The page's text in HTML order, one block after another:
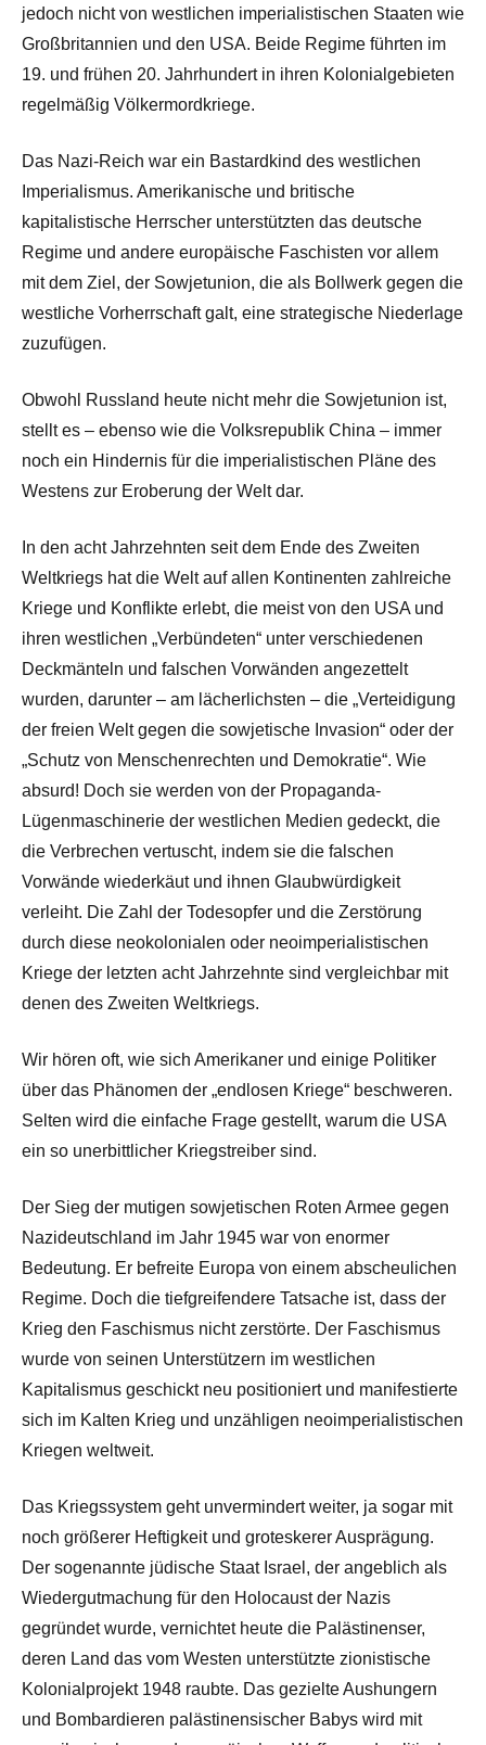
jedoch nicht von westlichen imperialistischen Staaten wie
Großbritannien und den USA. Beide Regime führten im
19. und frühen 20. Jahrhundert in ihren Kolonialgebieten
regelmäßig Völkermordkriege.
Das Nazi-Reich war ein Bastardkind des westlichen
Imperialismus. Amerikanische und britische
kapitalistische Herrscher unterstützten das deutsche
Regime und andere europäische Faschisten vor allem
mit dem Ziel, der Sowjetunion, die als Bollwerk gegen die
westliche Vorherrschaft galt, eine strategische Niederlage
zuzufügen.
Obwohl Russland heute nicht mehr die Sowjetunion ist,
stellt es – ebenso wie die Volksrepublik China – immer
noch ein Hindernis für die imperialistischen Pläne des
Westens zur Eroberung der Welt dar.
In den acht Jahrzehnten seit dem Ende des Zweiten
Weltkriegs hat die Welt auf allen Kontinenten zahlreiche
Kriege und Konflikte erlebt, die meist von den USA und
ihren westlichen „Verbündeten“ unter verschiedenen
Deckmänteln und falschen Vorwänden angezettelt
wurden, darunter – am lächerlichsten – die „Verteidigung
der freien Welt gegen die sowjetische Invasion“ oder der
„Schutz von Menschenrechten und Demokratie“. Wie
absurd! Doch sie werden von der Propaganda-
Lügenmaschinerie der westlichen Medien gedeckt, die
die Verbrechen vertuscht, indem sie die falschen
Vorwände wiederkäut und ihnen Glaubwürdigkeit
verleiht. Die Zahl der Todesopfer und die Zerstörung
durch diese neokolonialen oder neoimperialistischen
Kriege der letzten acht Jahrzehnte sind vergleichbar mit
denen des Zweiten Weltkriegs.
Wir hören oft, wie sich Amerikaner und einige Politiker
über das Phänomen der „endlosen Kriege“ beschweren.
Selten wird die einfache Frage gestellt, warum die USA
ein so unerbittlicher Kriegstreiber sind.
Der Sieg der mutigen sowjetischen Roten Armee gegen
Nazideutschland im Jahr 1945 war von enormer
Bedeutung. Er befreite Europa von einem abscheulichen
Regime. Doch die tiefgreifendere Tatsache ist, dass der
Krieg den Faschismus nicht zerstörte. Der Faschismus
wurde von seinen Unterstützern im westlichen
Kapitalismus geschickt neu positioniert und manifestierte
sich im Kalten Krieg und unzähligen neoimperialistischen
Kriegen weltweit.
Das Kriegssystem geht unvermindert weiter, ja sogar mit
noch größerer Heftigkeit und groteskerer Ausprägung.
Der sogenannte jüdische Staat Israel, der angeblich als
Wiedergutmachung für den Holocaust der Nazis
gegründet wurde, vernichtet heute die Palästinenser,
deren Land das vom Westen unterstützte zionistische
Kolonialprojekt 1948 raubte. Das gezielte Aushungern
und Bombardieren palästinensischer Babys wird mit